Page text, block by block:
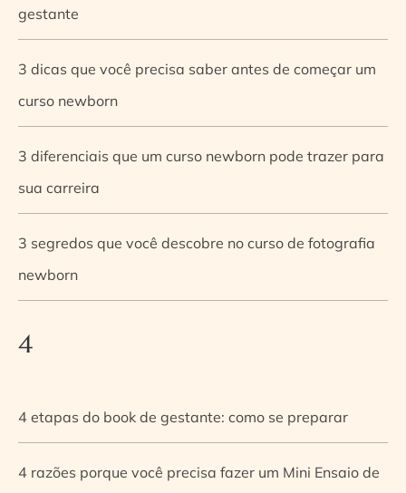
gestante
3 dicas que você precisa saber antes de começar um
curso newborn
3 diferenciais que um curso newborn pode trazer para
sua carreira
3 segredos que você descobre no curso de fotografia
newborn
4
4 etapas do book de gestante: como se preparar
4 razões porque você precisa fazer um Mini Ensaio de